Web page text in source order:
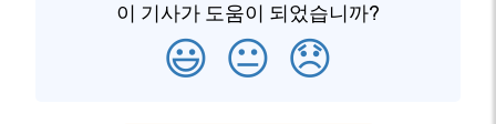
이 기사가 도움이 되었습니까?
😃 😐 😞